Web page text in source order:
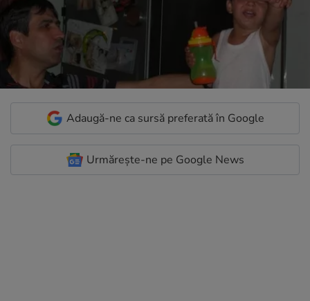
Adaugă-ne ca sursă preferată în Google
Urmărește-ne pe Google News